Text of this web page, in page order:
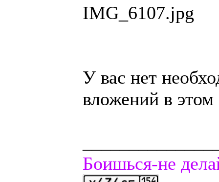
IMG_6107.jpg
У вас нет
вложений в
Боишься-не